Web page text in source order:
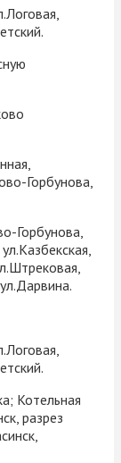
Горбунова,
Горбунова,
Котельная
разрез